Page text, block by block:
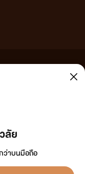
ลัย
ว่าบนมือถือ
ดังนั้นผู้อ่านทุกท่านโปรดใช้
ที่ขัดต่อกฎหมายและศีลธรรม
นทันที ทั้งนี้ ทางเว็บไซต์ขอสงวน